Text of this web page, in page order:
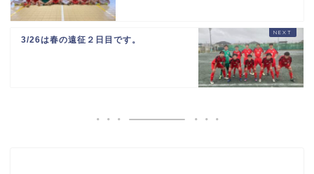
3/26は春の遠征２日目です。